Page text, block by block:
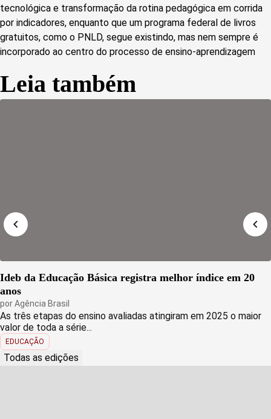
tecnológica e transformação da rotina pedagógica em corrida
por indicadores, enquanto que um programa federal de livros
gratuitos, como o PNLD, segue existindo, mas nem sempre é
incorporado ao centro do processo de ensino-aprendizagem
Leia também
Ideb da Educação Básica registra melhor índice em 20
anos
porAgência Brasil
As três etapas do ensino avaliadas atingiram em 2025 o maior
valor de toda a série...
EDUCAÇÃO
Todas as edições